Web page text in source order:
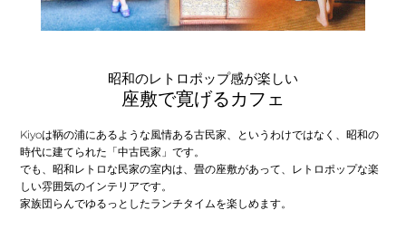
昭和のレトロポップ感が楽しい
座敷で寛げるカフェ
Kiyoは鞆の浦にあるような風情ある古民家、というわけではなく、昭和の
時代に建てられた「中古民家」です。
でも、昭和レトロな民家の室内は、畳の座敷があって、レトロポップな楽
しい雰囲気のインテリアです。
家族団らんでゆるっとしたランチタイムを楽しめます。